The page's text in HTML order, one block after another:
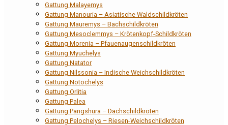
Gattung Malayemys
Gattung Manouria – Asiatische Waldschildkröten
Gattung Mauremys – Bachschildkröten
Gattung Mesoclemmys – Krötenkopf-Schildkröten
Gattung Morenia – Pfauenaugenschildkröten
Gattung Myuchelys
Gattung Natator
Gattung Nilssonia – Indische Weichschildkröten
Gattung Notochelys
Gattung Orlitia
Gattung Palea
Gattung Pangshura – Dachschildkröten
Gattung Pelochelys – Riesen-Weichschildkröten